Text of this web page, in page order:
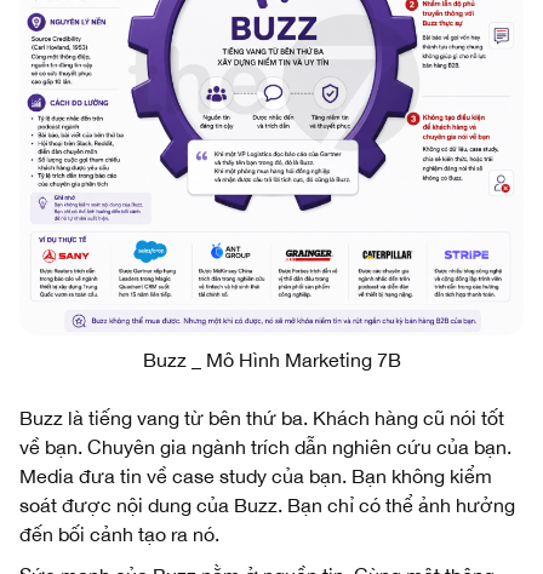
Buzz _ Mô Hình Marketing 7B
Buzz là tiếng vang từ bên thứ ba. Khách hàng cũ nói tốt
về bạn. Chuyên gia ngành trích dẫn nghiên cứu của bạn.
Media đưa tin về case study của bạn. Bạn không kiểm
soát được nội dung của Buzz. Bạn chỉ có thể ảnh hưởng
đến bối cảnh tạo ra nó.